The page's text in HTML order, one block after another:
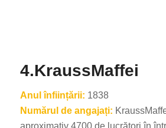
4.KraussMaffei
Anul înființării: 1838
Numărul de angajați:
aproximativ 4700 de lucrători în